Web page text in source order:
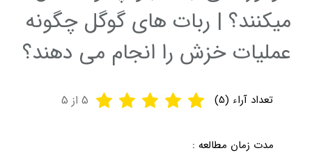
میکنند؟ | ربات های گوگل چگونه
عملیات خزش را انجام می دهند؟
تعداد آراء (5
)
5 از 5
مدت زمان مطالعه :